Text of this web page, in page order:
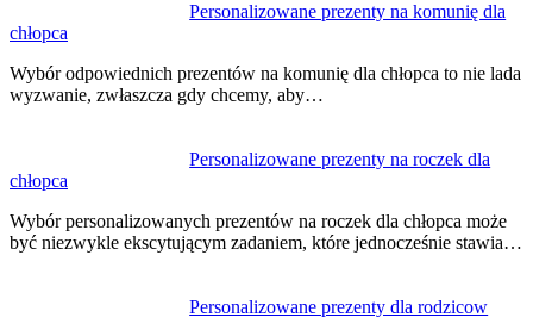
Personalizowane prezenty na komunię dla
chłopca
Wybór odpowiednich prezentów na komunię dla chłopca to nie lada
wyzwanie, zwłaszcza gdy chcemy, aby…
Personalizowane prezenty na roczek dla
chłopca
Wybór personalizowanych prezentów na roczek dla chłopca może
być niezwykle ekscytującym zadaniem, które jednocześnie stawia…
Personalizowane prezenty dla rodzicow